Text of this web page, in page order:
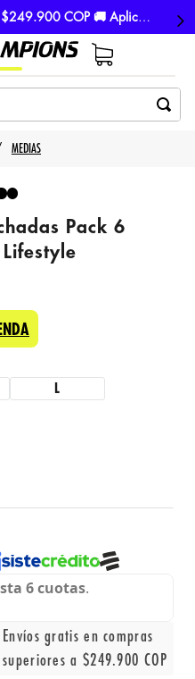
ENVIOS GRATIS A PARTIR DE $249.900 COP 🚚 Aplican TyC
MEDIAS
Pack 6
L
Envíos gratis en compras
superiores a $249.900 COP